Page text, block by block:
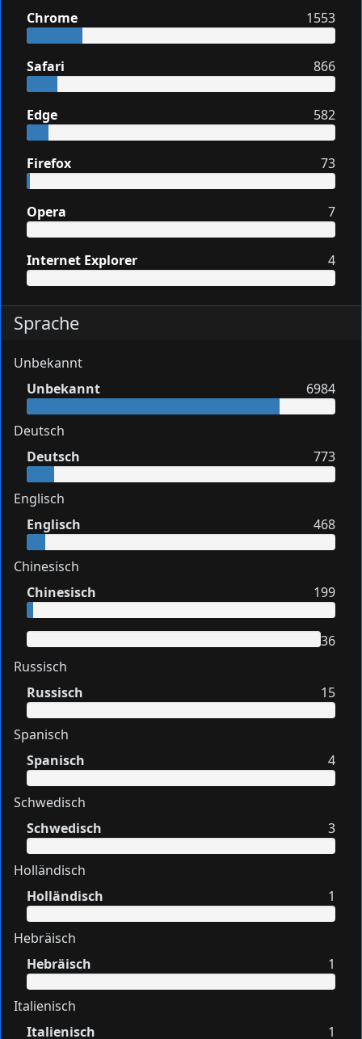
Chrome
1553
Safari 866
Edge 582
Firefox 73
Opera 7
Internet Explorer 4
Sprache
Unbekannt
Unbekannt
6984
Deutsch
Deutsch
773
Englisch
Englisch
468
Chinesisch
Chinesisch
199
36
Russisch
Russisch
15
Spanisch
Spanisch
4
Schwedisch
Schwedisch
3
Holländisch
Holländisch
1
Hebräisch
Hebräisch
1
Italienisch
Italienisch
1